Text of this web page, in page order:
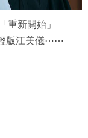
重新開始」
版江美儀⋯⋯